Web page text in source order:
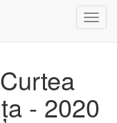
- 2020